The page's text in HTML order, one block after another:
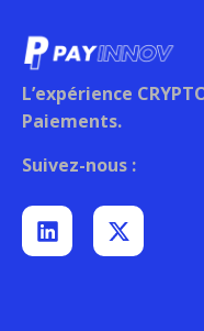
L’expérience
Paiements.
Suivez-nous :